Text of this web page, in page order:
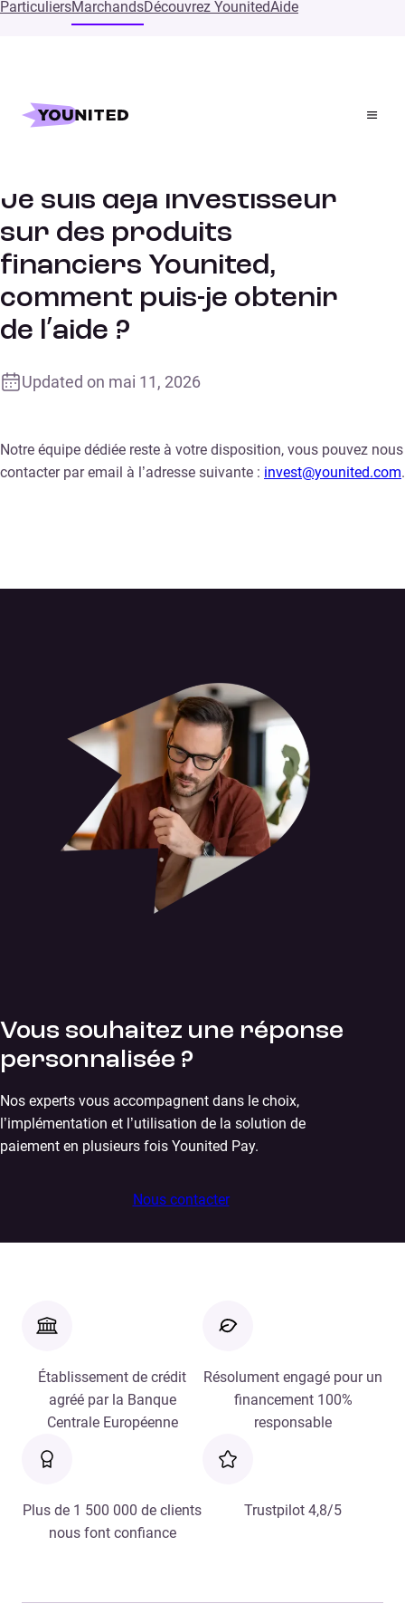
ParticuliersMarchandsDécouvrez YounitedAide
Accueil
Supports
Je suis déjà investisseur
sur des produits
financiers Younited,
comment puis-je obtenir
de l’aide ?
Updated on mai 11, 2026
Notre équipe dédiée reste à votre disposition, vous pouvez nous
contacter par email à l’adresse suivante : invest@younited.com.
Vous souhaitez une réponse
personnalisée ?
Nos experts vous accompagnent dans le choix,
l’implémentation et l’utilisation de la solution de
paiement en plusieurs fois Younited Pay.
Nous contacter
Établissement de crédit
agréé par la Banque
Centrale Européenne
Résolument engagé pour un
financement 100%
responsable
Plus de 1 500 000 de clients
nous font confiance
Trustpilot 4,8/5